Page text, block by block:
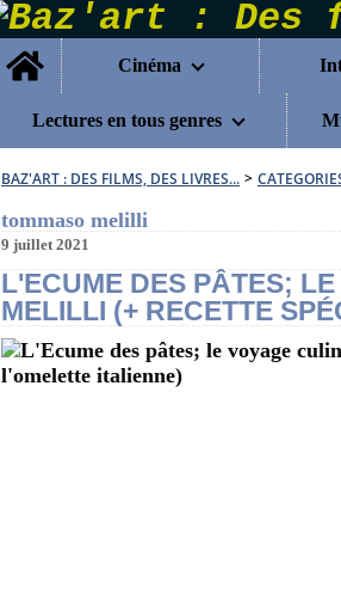
Home
Cinéma
Lectures en tous genres
BAZ'ART : DES FILMS, DES LIVRES... >
tommaso melilli
9 juillet 2021
L'ECUME DES PÂTES;
MELILLI (+ RECETTE